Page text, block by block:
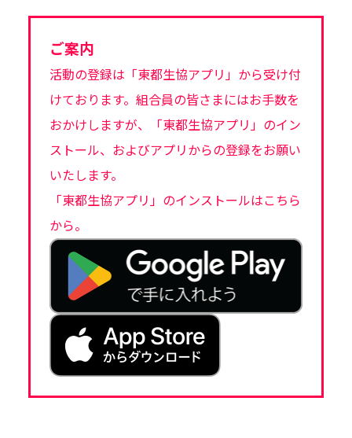
ご案内
活動の登録は「東都生協アプリ」から受け付
けております。組合員の皆さまにはお手数を
おかけしますが、「東都生協アプリ」のイン
ストール、およびアプリからの登録をお願い
いたします。
「東都生協アプリ」のインストールはこちら
から。